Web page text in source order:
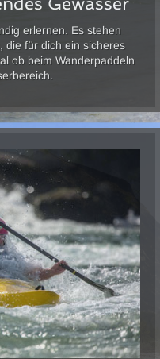
Gewässer
erlernen. Es stehen
für dich ein sicheres
ob beim Wanderpaddeln